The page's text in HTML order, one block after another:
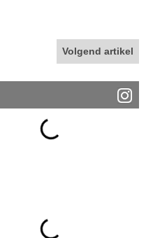
Volgend artikel